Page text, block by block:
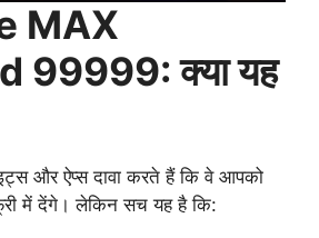
MAX
99999: क्या यह
और ऐप्स दावा करते हैं कि वे आपको
में देंगे। लेकिन सच यह है कि: